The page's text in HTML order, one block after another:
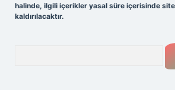
halinde, ilgili içerikler yasal süre içerisinde
kaldırılacaktır.